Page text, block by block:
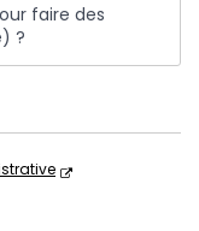
faire des
?